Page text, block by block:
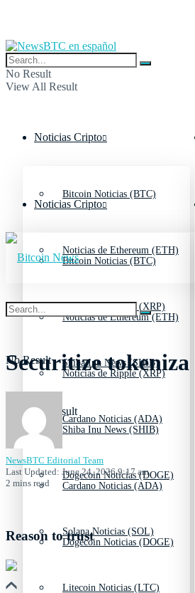
No Result
View All Result
Noticias Cripto
Bitcoin Noticias (BTC)
Noticias de Ethereum (ETH)
Noticias de Ripple (XRP)
Shiba Inu News (SHIB)
Cardano Noticias (ADA)
Dogecoin Noticias (DOGE)
Solana Noticias (SOL)
Litecoin Noticias (LTC)
Noticias Cripto
Bitcoin Noticias (BTC)
Noticias de Ethereum (ETH)
Noticias de Ripple (XRP)
Shiba Inu News (SHIB)
Cardano Noticias (ADA)
Dogecoin Noticias (DOGE)
No Result
View All Result
Securitize
NewsBTC Editorial Team
Last Updated: June 24, 2026 9:17 am
2 mins read
Reason to trust